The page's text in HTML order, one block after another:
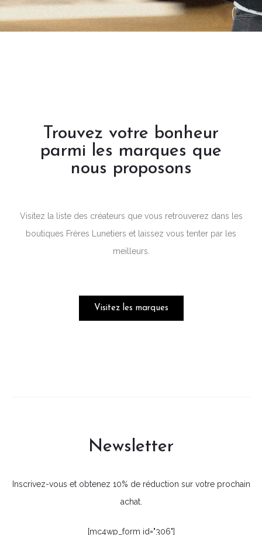
Trouvez votre bonheur
parmi les marques que
nous proposons
Visitez la liste des créateurs que vous retrouverez dans les
boutiques Frères Lunetiers et laissez vous tenter par les
meilleurs.
Visitez les marques
Newsletter
Inscrivez-vous et obtenez 10% de réduction sur votre prochain
achat.
[mc4wp_form id="306"]